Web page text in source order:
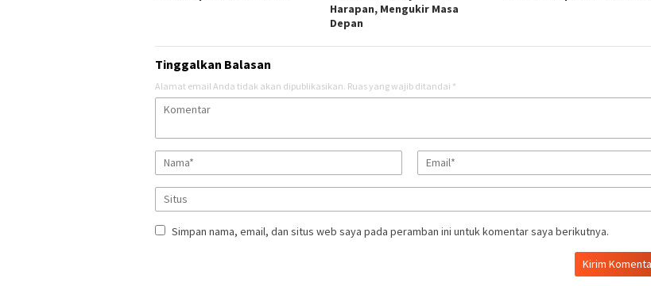
Harapan, Mengukir Masa
Depan
Tinggalkan Balasan
Alamat email Anda tidak akan dipublikasikan. Ruas yang wajib ditandai *
Simpan nama, email, dan situs web saya pada peramban ini untuk komentar saya berikutnya.